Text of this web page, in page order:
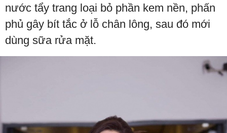
nước tẩy trang loại bỏ phần kem nền, phấn
phủ gây bít tắc ở lỗ chân lông, sau đó mới
dùng sữa rửa mặt.